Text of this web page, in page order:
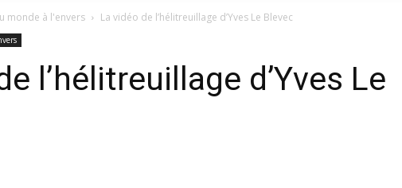
monde à l'envers La vidéo de l’hélitreuillage d’Yves Le Blevec
l’hélitreuillage d’Yves Le